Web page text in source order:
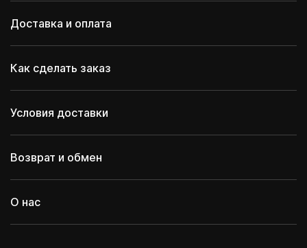
Доставка и оплата
Как сделать заказ
Условия доставки
Возврат и обмен
О нас